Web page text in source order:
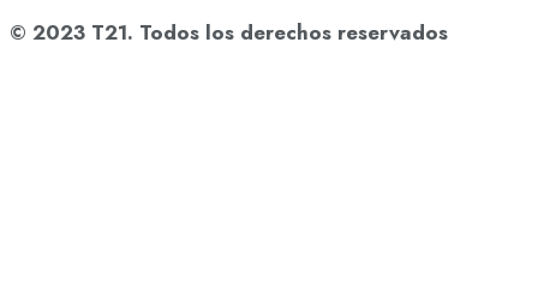
© 2023 T21. Todos los derechos reservados